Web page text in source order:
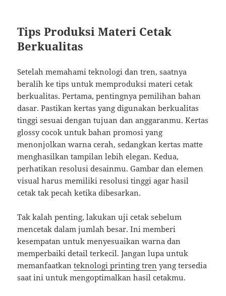
Tips Produksi Materi Cetak
Berkualitas
Setelah memahami teknologi dan tren, saatnya
beralih ke tips untuk memproduksi materi cetak
berkualitas. Pertama, pentingnya pemilihan bahan
dasar. Pastikan kertas yang digunakan berkualitas
tinggi sesuai dengan tujuan dan anggaranmu. Kertas
glossy cocok untuk bahan promosi yang
menonjolkan warna cerah, sedangkan kertas matte
menghasilkan tampilan lebih elegan. Kedua,
perhatikan resolusi desainmu. Gambar dan elemen
visual harus memiliki resolusi tinggi agar hasil
cetak tak pecah ketika dibesarkan.
Tak kalah penting, lakukan uji cetak sebelum
mencetak dalam jumlah besar. Ini memberi
kesempatan untuk menyesuaikan warna dan
memperbaiki detail terkecil. Jangan lupa untuk
memanfaatkanteknologi printing tren yang tersedia
saat ini untuk mengoptimalkan hasil cetakmu.